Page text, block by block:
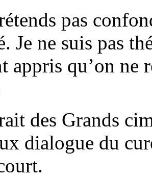
pas
Je ne suis pas
appris qu’on ne
des Grands
dialogue du